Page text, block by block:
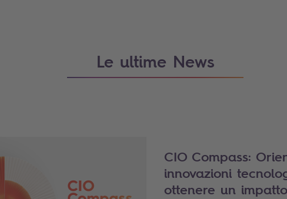
Le ultime News
CIO Compass:
innovazioni
ottenere un